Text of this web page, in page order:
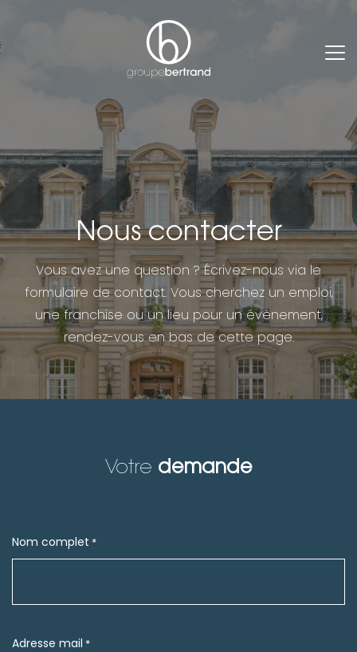
Nous contacter
Vous avez une question ? Écrivez-nous via le
formulaire de contact. Vous cherchez un emploi,
une franchise ou un lieu pour un évènement,
rendez-vous en bas de cette page.
Votre demande
Nom complet *
Adresse mail *